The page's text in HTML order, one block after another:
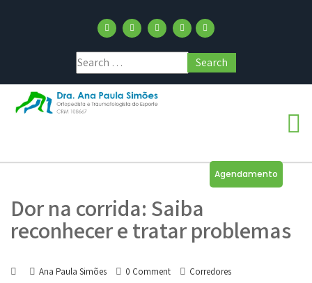
Agendamento
Dor na corrida: Saiba
reconhecer e tratar problemas
Ana Paula Simões 0 Comment Corredores